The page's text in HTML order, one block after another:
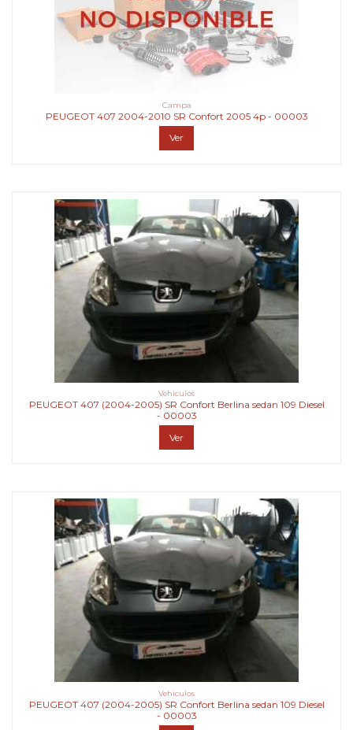
Campa
PEUGEOT 407 2004-2010 SR Confort 2005 4p - 00003
Ver
Vehiculos
PEUGEOT 407 (2004-2005) SR Confort Berlina sedan 109 Diesel
- 00003
Ver
Vehiculos
PEUGEOT 407 (2004-2005) SR Confort Berlina sedan 109 Diesel
- 00003